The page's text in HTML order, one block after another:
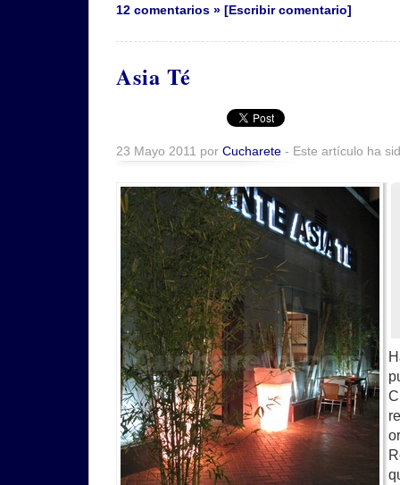
12 comentarios » [Escribir comentario]
Asia Té
23 Mayo 2011 por Cucharete - Este artículo ha